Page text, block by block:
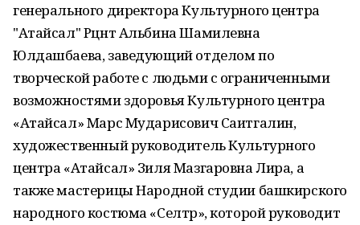
генерального директора Культурного центра
"Атайсал" Рцнт Альбина Шамилевна
Юлдашбаева, заведующий отделом по
творческой работе с людьми с ограниченными
возможностями здоровья Культурного центра
«Атайсал» Марс Мударисович Саитгалин,
художественный руководитель Культурного
центра «Атайсал» Зиля Мазгаровна Лира, а
также мастерицы Народной студии башкирского
народного костюма «Селтәр», которой руководит